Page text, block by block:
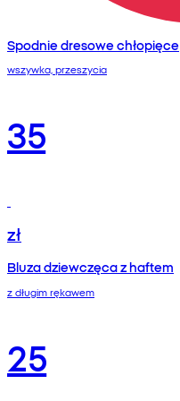
Spodnie dresowe chłopięce
wszywka, przeszycia
35
zł
Bluza dziewczęca z haftem
z długim rękawem
25